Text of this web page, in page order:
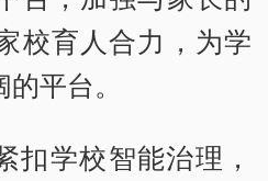
校育人合力，为学
平台。
扣学校智能治理，